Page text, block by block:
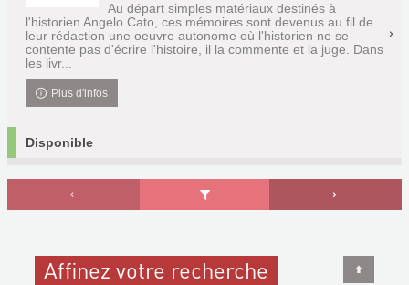
Au départ simples matériaux destinés à
l'historien Angelo Cato, ces mémoires sont devenus au fil de
leur rédaction une oeuvre autonome où l'historien ne se
contente pas d'écrire l'histoire, il la commente et la juge. Dans
les livr...
Plus d'infos
Disponible
Affinez votre recherche